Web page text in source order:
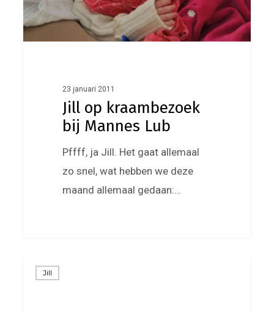
23 januari 2011
Jill op kraambezoek
bij Mannes Lub
Pffff, ja Jill. Het gaat allemaal
zo snel, wat hebben we deze
maand allemaal gedaan:…
het
Jill